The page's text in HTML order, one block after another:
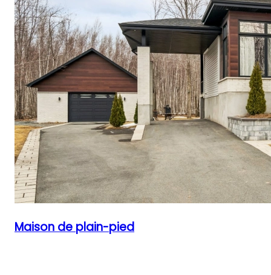
Maison de plain-pied